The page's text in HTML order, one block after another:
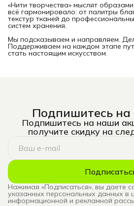
«Нити творчества» мыслят
всё гармонировало: от палитры
текстур тканей до
систем хранения.
Мы подсказываем и направляем.
Поддерживаем на каждом этапе
стать настоящим искусством.
Подпишитесь на
Подпишитесь на наши
получите скидку на
Нажимая «Подписаться», вы даете
указанных персональных данных в
информационной и рекламной